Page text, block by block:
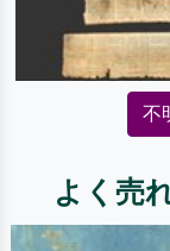
不
よく売